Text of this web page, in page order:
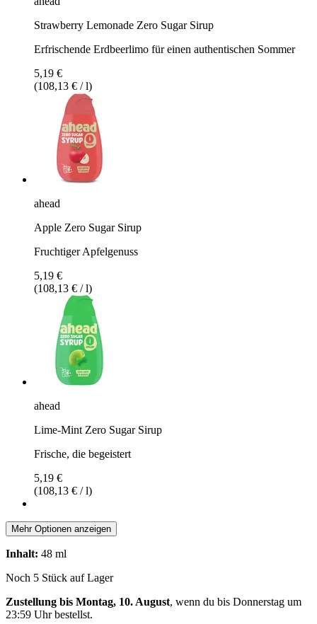
Strawberry Lemonade Zero Sugar Sirup
Erfrischende Erdbeerlimo für einen authentischen Sommer
5,19 €
(108,13 € / l)
ahead
Apple Zero Sugar Sirup
Fruchtiger Apfelgenuss
5,19 €
(108,13 € / l)
ahead
Lime-Mint Zero Sugar Sirup
Frische, die begeistert
5,19 €
(108,13 € / l)
Mehr Optionen anzeigen
Inhalt: 48 ml
Noch 5 Stück auf Lager
Zustellung bis Montag, 10. August, wenn du bis Donnerstag um
23:59 Uhrbestellst.